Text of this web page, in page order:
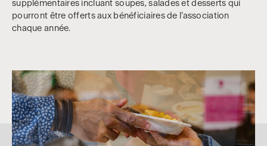
supplémentaires incluant soupes, salades et desserts qui
pourront être offerts aux bénéficiaires de l’association
chaque année.